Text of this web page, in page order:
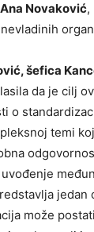
Ana Novaković,
šefica
da je cilj
o
temi
jedan
može